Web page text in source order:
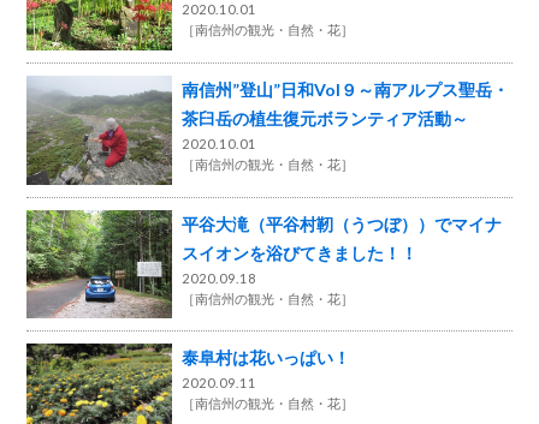
2020.10.01
［南信州の観光・自然・花］
南信州”登山”日和Vol９～南アルプス聖岳・
茶臼岳の植生復元ボランティア活動～
2020.10.01
［南信州の観光・自然・花］
平谷大滝（平谷村靭（うつぼ））でマイナ
スイオンを浴びてきました！！
2020.09.18
［南信州の観光・自然・花］
泰阜村は花いっぱい！
2020.09.11
［南信州の観光・自然・花］